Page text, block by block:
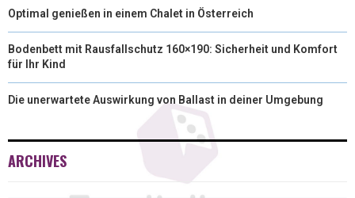
Optimal genießen in einem Chalet in Österreich
Bodenbett mit Rausfallschutz 160×190: Sicherheit und Komfort
für Ihr Kind
Die unerwartete Auswirkung von Ballast in deiner Umgebung
ARCHIVES